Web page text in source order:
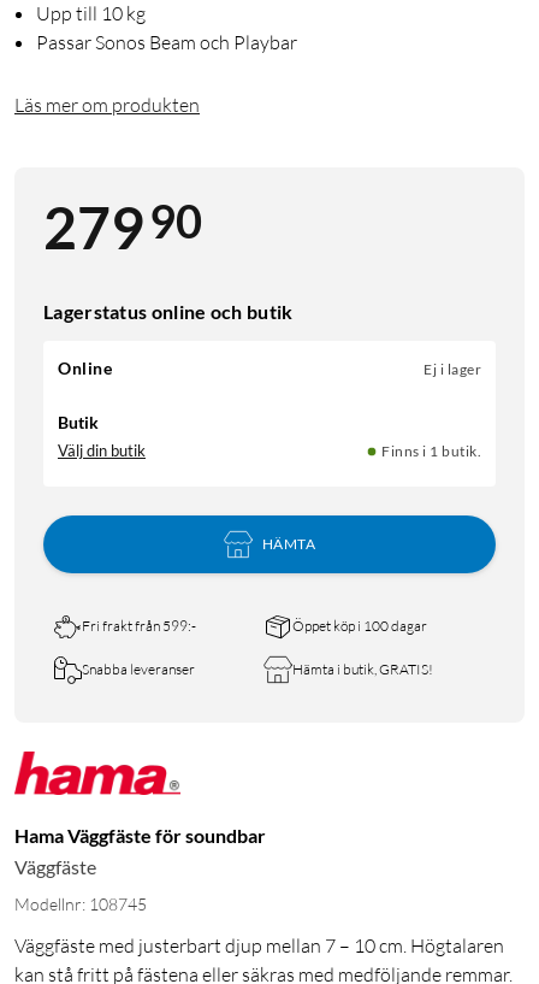
Upp till 10 kg
Passar Sonos Beam och Playbar
Läs mer om produkten
27990
Lagerstatus online och butik
Online Ej i lager
Butik
Välj din butik Finns i 1 butik.
HÄMTA
Fri frakt från 599:- Öppet köp i 100 dagar
Snabba leveranser Hämta i butik, GRATIS!
Hama Väggfäste för soundbar
Väggfäste
Modellnr: 108745
Väggfäste med justerbart djup mellan 7 – 10 cm. Högtalaren
kan stå fritt på fästena eller säkras med medföljande remmar.